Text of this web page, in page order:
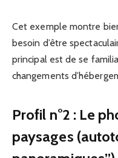
Cet exemple montre
besoin d’être
principal est de se
changements
Profil n°2 : Le
paysages